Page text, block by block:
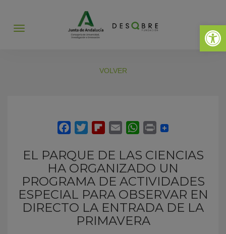
Abrir
Abrir
VOLVER
EL PARQUE DE LAS CIENCIAS
HA ORGANIZADO UN
PROGRAMA DE ACTIVIDADES
ESPECIAL PARA OBSERVAR EN
DIRECTO LA ENTRADA DE LA
PRIMAVERA